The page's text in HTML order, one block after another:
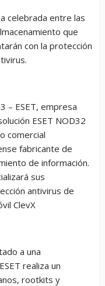
celebrada entre las
que
con la protección
– ESET, empresa
ESET NOD32
comercial
fabricante de
de información.
sus
antivirus de
ClevX
a una
realiza un
rootkits y